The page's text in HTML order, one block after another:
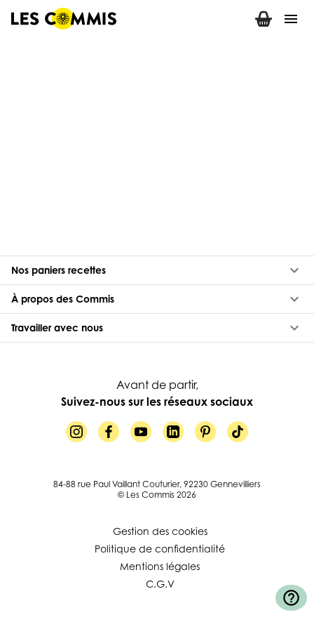
menu
Nos paniers recettes keyboard_arrow_down
À propos des Commis keyboard_arrow_down
Travailler avec nous keyboard_arrow_down
Avant de partir,
Suivez-nous sur les réseaux sociaux
84-88 rue Paul Vaillant Couturier, 92230 Gennevilliers
© Les Commis 2026
Gestion des cookies
Politique de confidentialité
Mentions légales
C.G.V
help_outline